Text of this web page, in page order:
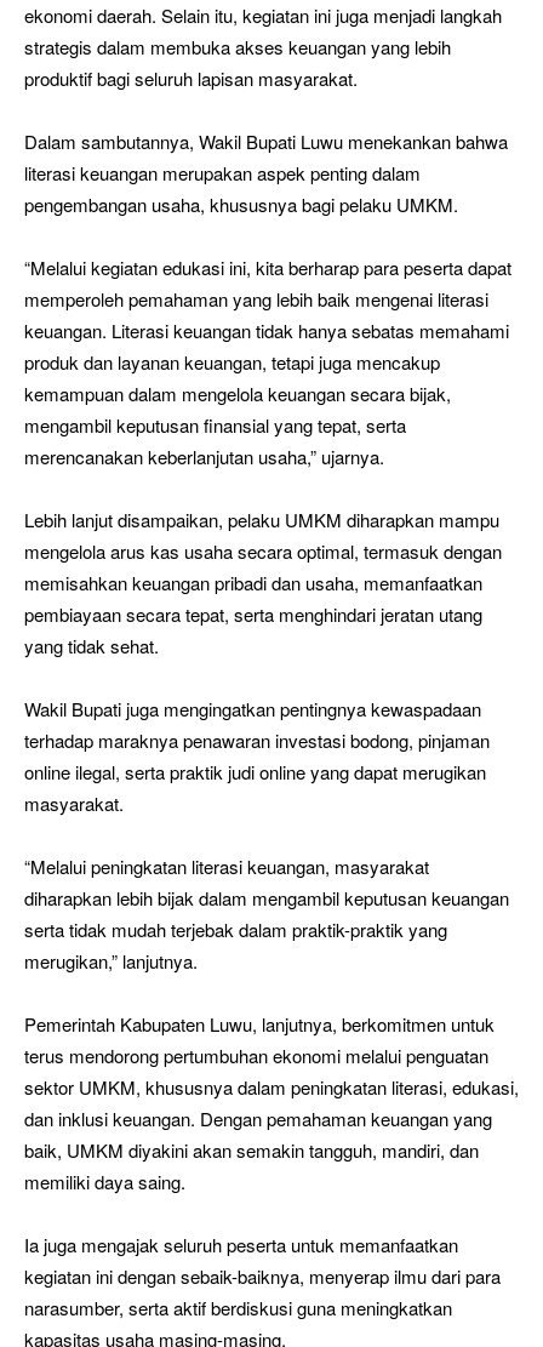
ekonomi daerah. Selain itu, kegiatan ini juga menjadi langkah
strategis dalam membuka akses keuangan yang lebih
produktif bagi seluruh lapisan masyarakat.
Dalam sambutannya, Wakil Bupati Luwu menekankan bahwa
literasi keuangan merupakan aspek penting dalam
pengembangan usaha, khususnya bagi pelaku UMKM.
“Melalui kegiatan edukasi ini, kita berharap para peserta dapat
memperoleh pemahaman yang lebih baik mengenai literasi
keuangan. Literasi keuangan tidak hanya sebatas memahami
produk dan layanan keuangan, tetapi juga mencakup
kemampuan dalam mengelola keuangan secara bijak,
mengambil keputusan finansial yang tepat, serta
merencanakan keberlanjutan usaha,” ujarnya.
Lebih lanjut disampaikan, pelaku UMKM diharapkan mampu
mengelola arus kas usaha secara optimal, termasuk dengan
memisahkan keuangan pribadi dan usaha, memanfaatkan
pembiayaan secara tepat, serta menghindari jeratan utang
yang tidak sehat.
Wakil Bupati juga mengingatkan pentingnya kewaspadaan
terhadap maraknya penawaran investasi bodong, pinjaman
online ilegal, serta praktik judi online yang dapat merugikan
masyarakat.
“Melalui peningkatan literasi keuangan, masyarakat
diharapkan lebih bijak dalam mengambil keputusan keuangan
serta tidak mudah terjebak dalam praktik-praktik yang
merugikan,” lanjutnya.
Pemerintah Kabupaten Luwu, lanjutnya, berkomitmen untuk
terus mendorong pertumbuhan ekonomi melalui penguatan
sektor UMKM, khususnya dalam peningkatan literasi, edukasi,
dan inklusi keuangan. Dengan pemahaman keuangan yang
baik, UMKM diyakini akan semakin tangguh, mandiri, dan
memiliki daya saing.
Ia juga mengajak seluruh peserta untuk memanfaatkan
kegiatan ini dengan sebaik-baiknya, menyerap ilmu dari para
narasumber, serta aktif berdiskusi guna meningkatkan
kapasitas usaha masing-masing.